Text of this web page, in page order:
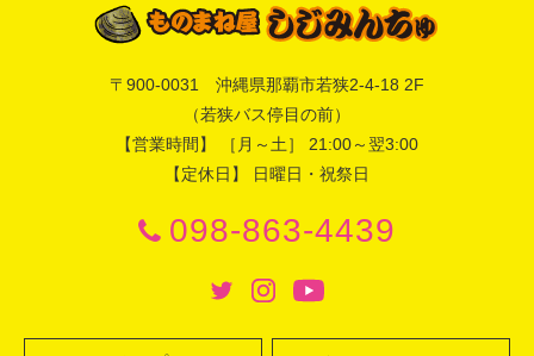
〒 900-0031 沖縄県那覇市若狭2-4-18 2F
（若狭バス停目の前）
【営業時間】 ［月～土］ 21:00～翌3:00
【定休日】 日曜日・祝祭日
098-863-4439